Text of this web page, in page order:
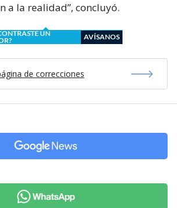
a la realidad”, concluyó.
UN
AVÍSANOS
de correcciones